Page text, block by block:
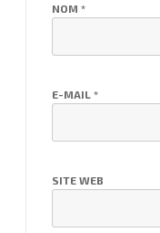
NOM *
E-MAIL *
SITE WEB